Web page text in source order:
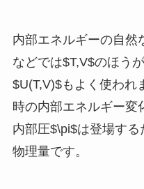
内部エネルギーの自然
などでは$T,V$のほう
$U(T,V)$もよく使われ
時の内部エネルギー変
内部圧$\pi$は登場す
物理量です。